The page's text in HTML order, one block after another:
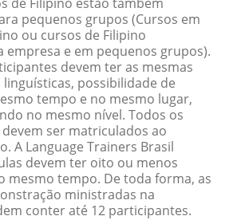
pequenos grupos (Cursos em
ou cursos de Filipino
empresa e em pequenos grupos).
devem ter as mesmas
linguísticas, possibilidade de
tempo e no mesmo lugar,
no mesmo nível. Todos os
ser matriculados ao
A Language Trainers Brasil
devem ter oito ou menos
mesmo tempo. De toda forma, as
ministradas na
conter até 12 participantes.